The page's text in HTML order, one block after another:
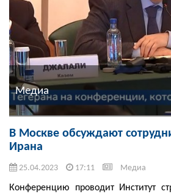
Медиа
В Москве обсуждают
Ирана
25.04.2023 17:11 Медиа
Конференцию проводит Институт